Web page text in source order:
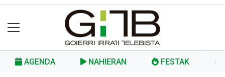
AGENDA NAHIERAN FESTAK